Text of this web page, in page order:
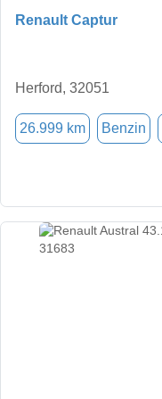
Renault Captur
Herford, 32051
26.999 km Benzin